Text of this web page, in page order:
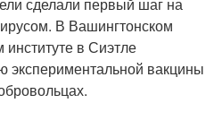
В Вашингтонском
институте в Сиэтле
экспериментальной вакцины